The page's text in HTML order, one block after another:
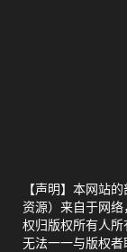
【声明】本网站
资源）来自于网
权归版权所有人
无法一一与版权